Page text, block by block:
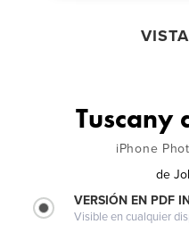
Tuscany
iPhone
de
VERSIÓN EN PDF
Visible en cualquier